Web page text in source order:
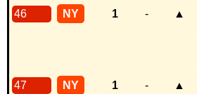
46 NY 1 - ▲
47 NY 1 - ▲